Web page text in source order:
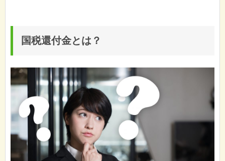
国税還付金とは？